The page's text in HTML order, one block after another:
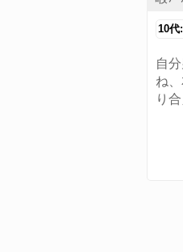
10代
自
ね
り